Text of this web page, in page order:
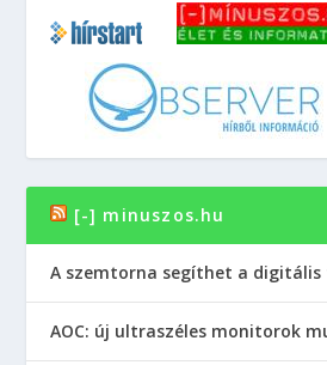
[-] minuszos.hu
A szemtorna segíthet a
AOC: új ultraszéles monitorok